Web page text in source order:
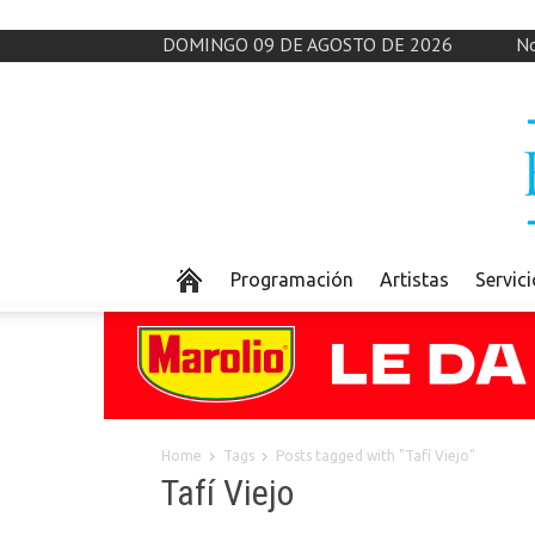
DOMINGO 09 DE AGOSTO DE 2026
Programación Artistas
Home Tags Posts tagged with "Tafí Viejo"
Tafí Viejo